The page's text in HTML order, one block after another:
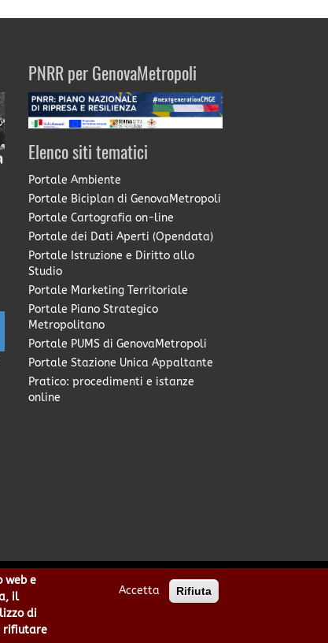
PNRR per GenovaMetropoli
Elenco siti tematici
Portale Ambiente
Portale Biciplan di GenovaMetropoli
Portale Cartografia on-line
Portale dei Dati Aperti (Opendata)
Portale Istruzione e Diritto allo
Studio
Portale Marketing Territoriale
Portale Piano Strategico
Metropolitano
Portale PUMS di GenovaMetropoli
Portale Stazione Unica Appaltante
Pratico: procedimenti e istanze
online
| Codice IPA: cmge
riservata
web e
il
di
rifiutare
Accetta Rifiuta